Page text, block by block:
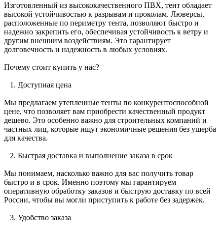
Изготовленный из высококачественного ПВХ, тент обладает
высокой устойчивостью к разрывам и проколам. Люверсы,
расположенные по периметру тента, позволяют быстро и
надежно закрепить его, обеспечивая устойчивость к ветру и
другим внешним воздействиям. Это гарантирует
долговечность и надежность в любых условиях.
Почему стоит купить у нас?
1. Доступная цена
Мы предлагаем утепленные тенты по конкурентоспособной
цене, что позволяет вам приобрести качественный продукт
дешево. Это особенно важно для строительных компаний и
частных лиц, которые ищут экономичные решения без ущерба
для качества.
2. Быстрая доставка и выполнение заказа в срок
Мы понимаем, насколько важно для вас получить товар
быстро и в срок. Именно поэтому мы гарантируем
оперативную обработку заказов и быструю доставку по всей
России, чтобы вы могли приступить к работе без задержек.
3. Удобство заказа